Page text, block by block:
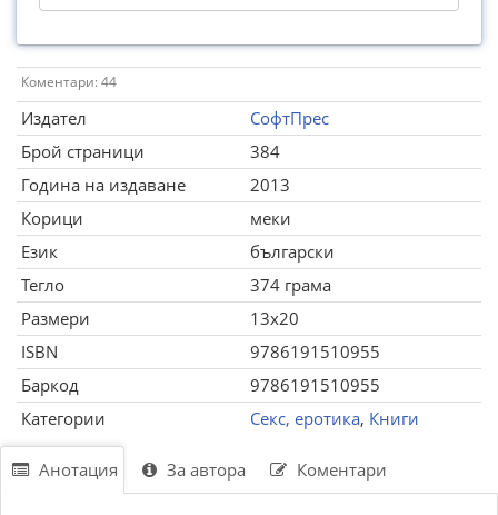
Коментари: 44
Издател
СофтПрес
Брой страници
384
Година на издаване
2013
Корици
меки
Език
български
Тегло
374 грама
Размери
13x20
ISBN
9786191510955
Баркод
9786191510955
Категории
Секс, еротика, Книги
Анотация За автора Коментари